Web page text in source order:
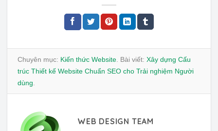
Chuyên mục: Kiến thức Website. Bài viết: Xây dựng Cấu
trúc Thiết kế Website Chuẩn SEO cho Trải nghiệm Người
dùng.
WEB DESIGN TEAM